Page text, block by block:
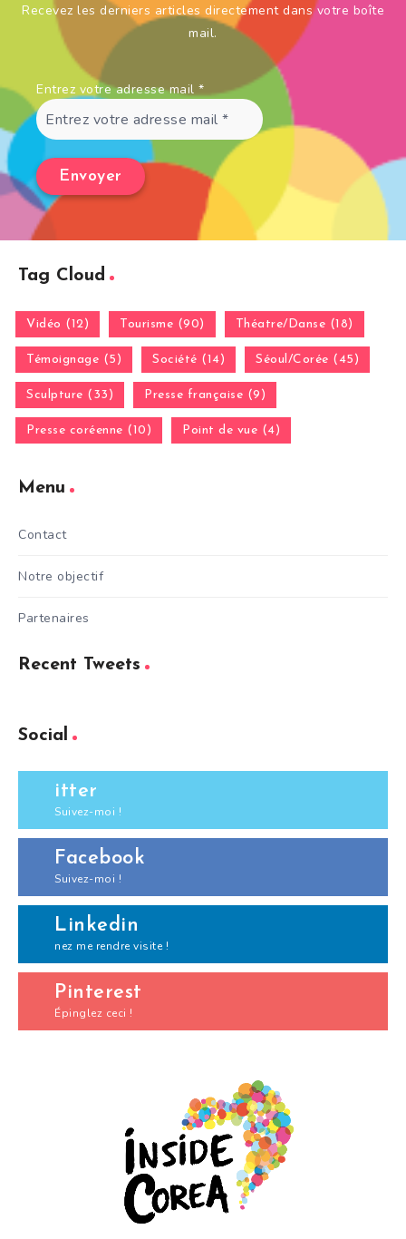
Recevez les derniers articles directement dans votre boîte
mail.
Entrez votre adresse mail *
Tag Cloud
Vidéo (12) Tourisme (90) Théatre/Danse (18)
Témoignage (5) Société (14) Séoul/Corée (45)
Sculpture (33) Presse française (9)
Presse coréenne (10) Point de vue (4)
Menu
Contact
Notre objectif
Partenaires
Recent Tweets
Social
itter
Suivez-moi !
Facebook
Suivez-moi !
Linkedin
nez me rendre visite !
Pinterest
Épinglez ceci !